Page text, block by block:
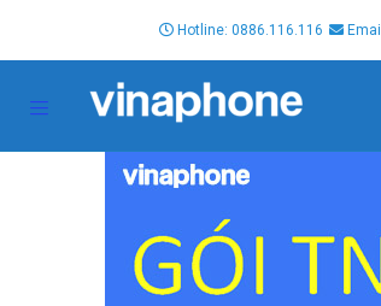
Hotline: 0886.116.116